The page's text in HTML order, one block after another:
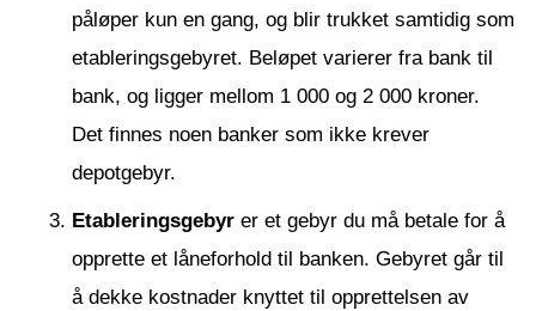
påløper kun en gang, og blir trukket samtidig som
etableringsgebyret. Beløpet varierer fra bank til
bank, og ligger mellom 1 000 og 2 000 kroner.
Det finnes noen banker som ikke krever
depotgebyr.
Etableringsgebyrer et gebyr du må betale for å
opprette et låneforhold til banken. Gebyret går til
å dekke kostnader knyttet til opprettelsen av